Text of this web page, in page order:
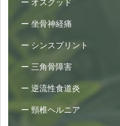
オスグッド
坐骨神経痛
シンスプリント
三角骨障害
逆流性食道炎
頸椎ヘルニア